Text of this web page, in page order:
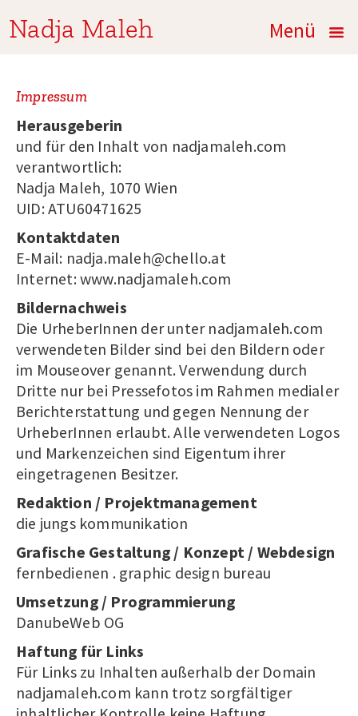
Nadja Maleh Menü
Impressum
Herausgeberin
und für den Inhalt von nadjamaleh.com
verantwortlich:
Nadja Maleh, 1070 Wien
UID: ATU60471625
Kontaktdaten
E-Mail: nadja.maleh@chello.at
Internet:www.nadjamaleh.com
Bildernachweis
Die UrheberInnen der unter nadjamaleh.com
verwendeten Bilder sind bei den Bildern oder
im Mouseover genannt. Verwendung durch
Dritte nur bei Pressefotos im Rahmen medialer
Berichterstattung und gegen Nennung der
UrheberInnen erlaubt. Alle verwendeten Logos
und Markenzeichen sind Eigentum ihrer
eingetragenen Besitzer.
Redaktion / Projektmanagement
die jungs kommunikation
Grafische Gestaltung / Konzept / Webdesign
fernbedienen . graphic design bureau
Umsetzung / Programmierung
DanubeWeb OG
Haftung für Links
Für Links zu Inhalten außerhalb der Domain
nadjamaleh.com kann trotz sorgfältiger